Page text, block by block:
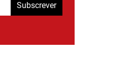
Subscrever